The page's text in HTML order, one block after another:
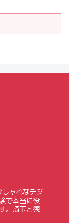
ゃれなデジ
で本当に役
。埼玉と徳